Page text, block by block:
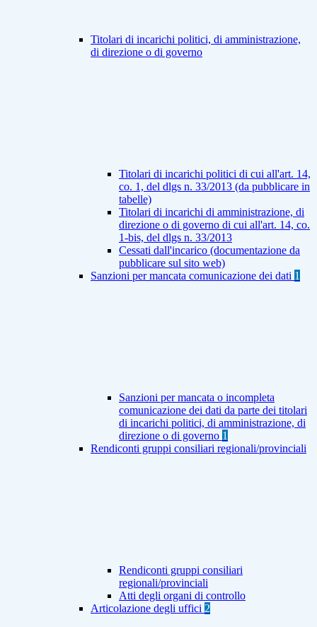
Titolari di incarichi politici, di amministrazione,
di direzione o di governo
Titolari di incarichi politici di cui all'art. 14,
co. 1, del dlgs n. 33/2013 (da pubblicare in
tabelle)
Titolari di incarichi di amministrazione, di
direzione o di governo di cui all'art. 14, co.
1-bis, del dlgs n. 33/2013
Cessati dall'incarico (documentazione da
pubblicare sul sito web)
Sanzioni per mancata comunicazione dei dati 1
Sanzioni per mancata o incompleta
comunicazione dei dati da parte dei titolari
di incarichi politici, di amministrazione, di
direzione o di governo 1
Rendiconti gruppi consiliari regionali/provinciali
Rendiconti gruppi consiliari
regionali/provinciali
Atti degli organi di controllo
Articolazione degli uffici 2